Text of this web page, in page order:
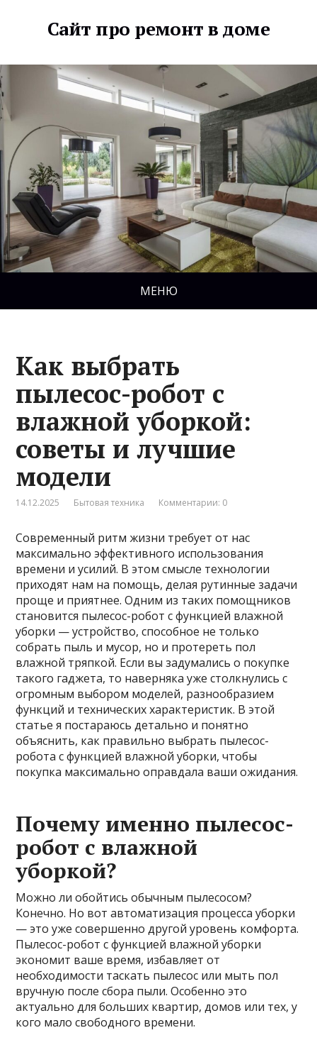
Сайт про ремонт в доме
МЕНЮ
Как выбрать
пылесос-робот с
влажной уборкой:
советы и лучшие
модели
14.12.2025 Бытовая техника Комментарии: 0
Современный ритм жизни требует от нас
максимально эффективного использования
времени и усилий. В этом смысле технологии
приходят нам на помощь, делая рутинные задачи
проще и приятнее. Одним из таких помощников
становится пылесос-робот с функцией влажной
уборки — устройство, способное не только
собрать пыль и мусор, но и протереть пол
влажной тряпкой. Если вы задумались о покупке
такого гаджета, то наверняка уже столкнулись с
огромным выбором моделей, разнообразием
функций и технических характеристик. В этой
статье я постараюсь детально и понятно
объяснить, как правильно выбрать пылесос-
робота с функцией влажной уборки, чтобы
покупка максимально оправдала ваши ожидания.
Почему именно пылесос-
робот с влажной
уборкой?
Можно ли обойтись обычным пылесосом?
Конечно. Но вот автоматизация процесса уборки
— это уже совершенно другой уровень комфорта.
Пылесос-робот с функцией влажной уборки
экономит ваше время, избавляет от
необходимости таскать пылесос или мыть пол
вручную после сбора пыли. Особенно это
актуально для больших квартир, домов или тех, у
кого мало свободного времени.